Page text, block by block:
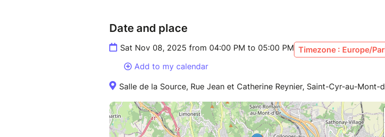
Date and place
Sat Nov 08, 2025 from 04:00 PM to 05:00 PM Timezone : Europe/
Add to my calendar
Salle de la Source, Rue Jean et Catherine Reynier, Saint-Cyr-au-Mont-